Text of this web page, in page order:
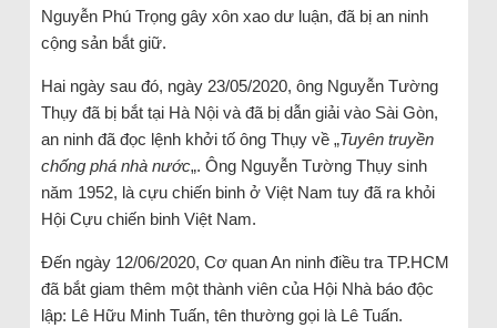
Nguyễn Phú Trọng gây xôn xao dư luận, đã bị an ninh
cộng sản bắt giữ.
Hai ngày sau đó, ngày 23/05/2020, ông Nguyễn Tường
Thụy đã bị bắt tại Hà Nội và đã bị dẫn giải vào Sài Gòn,
an ninh đã đọc lệnh khởi tố ông Thụy về „Tuyên truyền
chống phá nhà nước„. Ông Nguyễn Tường Thụy sinh
năm 1952, là cựu chiến binh ở Việt Nam tuy đã ra khỏi
Hội Cựu chiến binh Việt Nam.
Đến ngày 12/06/2020, Cơ quan An ninh điều tra TP.HCM
đã bắt giam thêm một thành viên của Hội Nhà báo độc
lập: Lê Hữu Minh Tuấn, tên thường gọi là Lê Tuấn.